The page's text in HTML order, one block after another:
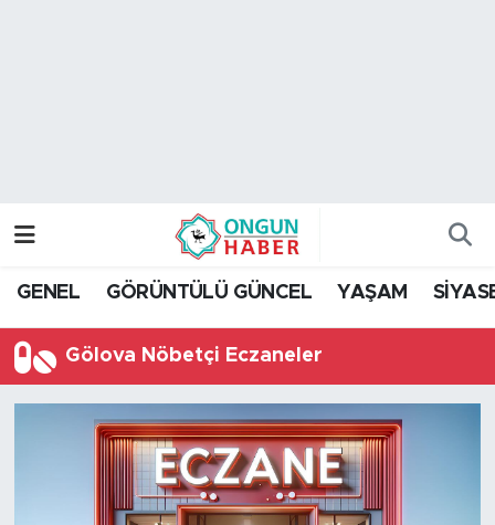
GENEL GÖRÜNTÜLÜ GÜNCEL YAŞAM
Gölova Nöbetçi Eczaneler
Trafik Durumu
Tüm Manşetler
Son Dakika Haberleri
Haber Arşivi